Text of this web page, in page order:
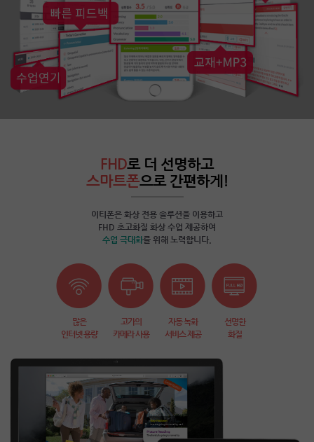
FHD로 더 선명하고
스마트폰으로 간편하게!
이티폰은 화상 전용 솔루션을 이용하고
FHD 초고화질 화상 수업 제공하여
수업 극대화를 위해 노력합니다.
많은
인터넷 용량
고가의
카메라 사용
자동 녹화
서비스 제공
선명한
화질